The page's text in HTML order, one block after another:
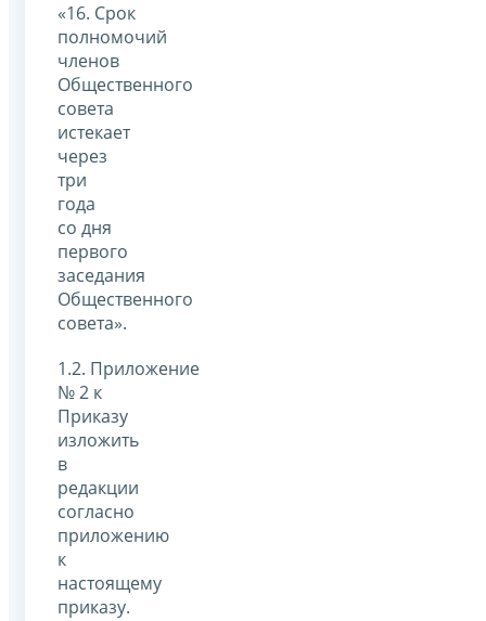
«16. Срок
полномочий
членов
Общественного
совета
истекает
через
три
года
со дня
первого
заседания
Общественного
совета».
1.2. Приложение
№ 2 к
Приказу
изложить
в
редакции
согласно
приложению
к
настоящему
приказу.